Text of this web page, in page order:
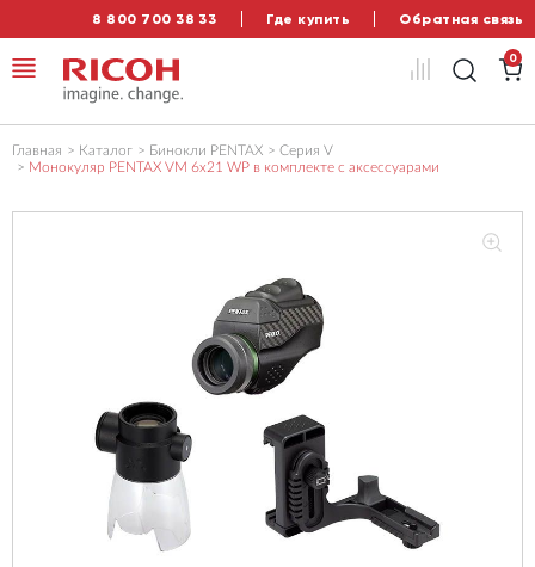
8 800 700 38 33 Где купить Обратная связь
0
Главная Каталог Бинокли PENTAX
Серия V
Монокуляр PENTAX VM 6x21 WP в комплекте с аксессуарами